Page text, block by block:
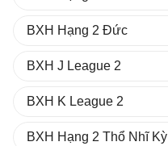
BXH Hạng 2 Đức
BXH J League 2
BXH K League 2
BXH Hạng 2 Thổ Nhĩ Kỳ